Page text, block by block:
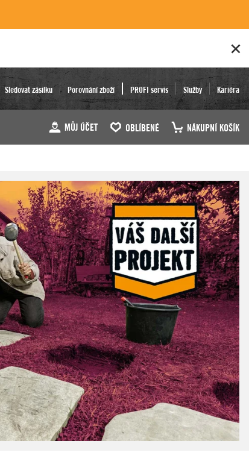
Sledovat zásilku Porovnání zboží PROFI servis Služby Kariéra
MŮJ ÚČET OBLÍBENÉ NÁKUPNÍ KOŠÍK